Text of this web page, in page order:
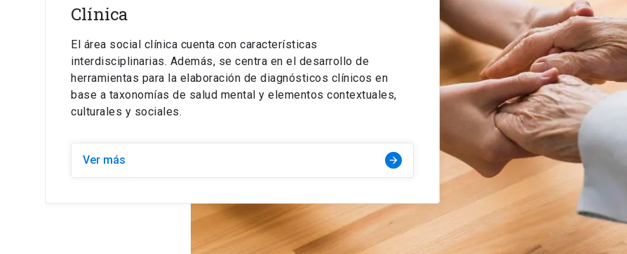
Clínica
El área social clínica cuenta con características
interdisciplinarias. Además, se centra en el desarrollo de
herramientas para la elaboración de diagnósticos clínicos en
base a taxonomías de salud mental y elementos contextuales,
culturales y sociales.
Ver más arrow_forward